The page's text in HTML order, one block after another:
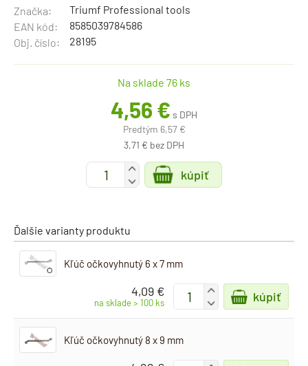
Značka:
Triumf Professional tools
EAN kód:
8585039784586
Obj. číslo:
28195
Na sklade 76 ks
4,56 € s DPH
Predtým 6,57 €
3,71 € bez DPH
+
-
kúpiť
Ďalšie varianty produktu
Kľúč očkovyhnutý 6 x 7 mm
4,09 €
na sklade > 100 ks
+
-
kúpiť
Kľúč očkovyhnutý 8 x 9 mm